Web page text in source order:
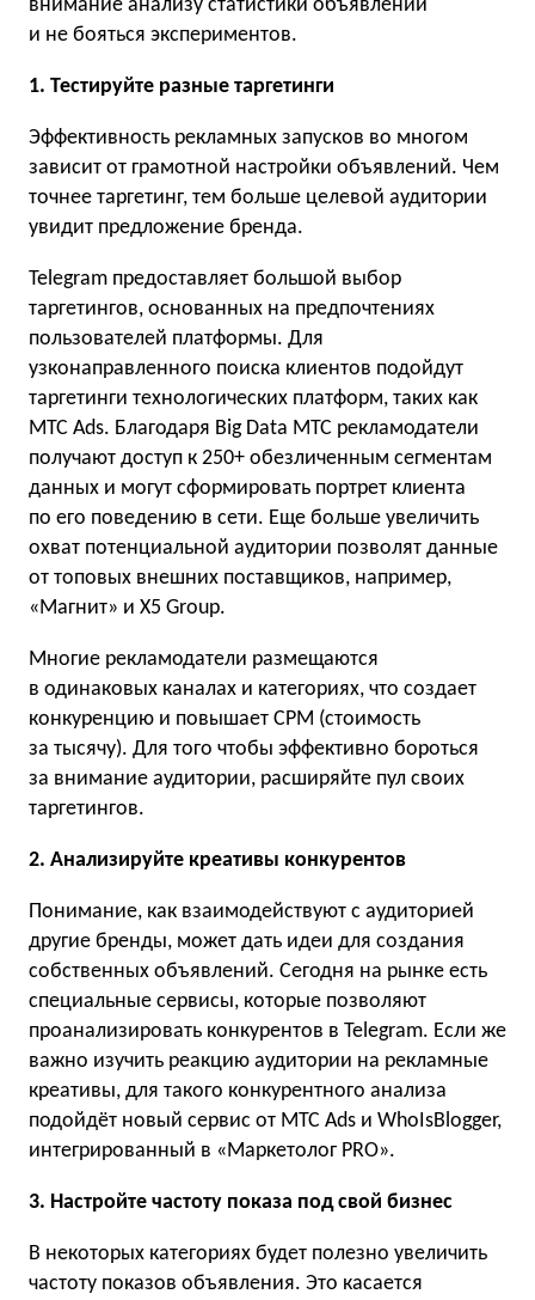
внимание анализу статистики объявлений
и не бояться экспериментов.
1. Тестируйте разные таргетинги
Эффективность рекламных запусков во многом
зависит от грамотной настройки объявлений. Чем
точнее таргетинг, тем больше целевой аудитории
увидит предложение бренда.
Telegram предоставляет большой выбор
таргетингов, основанных на предпочтениях
пользователей платформы. Для
узконаправленного поиска клиентов подойдут
таргетинги технологических платформ, таких как
МТС Ads. Благодаря Big Data МТС рекламодатели
получают доступ к 250+ обезличенным сегментам
данных и могут сформировать портрет клиента
по его поведению в сети. Еще больше увеличить
охват потенциальной аудитории позволят данные
от топовых внешних поставщиков, например,
«Магнит» и X5 Group.
Многие рекламодатели размещаются
в одинаковых каналах и категориях, что создает
конкуренцию и повышает CPM (стоимость
за тысячу). Для того чтобы эффективно бороться
за внимание аудитории, расширяйте пул своих
таргетингов.
2. Анализируйте креативы конкурентов
Понимание, как взаимодействуют с аудиторией
другие бренды, может дать идеи для создания
собственных объявлений. Сегодня на рынке есть
специальные сервисы, которые позволяют
проанализировать конкурентов в Telegram. Если же
важно изучить реакцию аудитории на рекламные
креативы, для такого конкурентного анализа
подойдёт новый сервис от МТС Ads и WhoIsBlogger,
интегрированный в «Маркетолог PRO».
3. Настройте частоту показа под свой бизнес
В некоторых категориях будет полезно увеличить
частоту показов объявления. Это касается